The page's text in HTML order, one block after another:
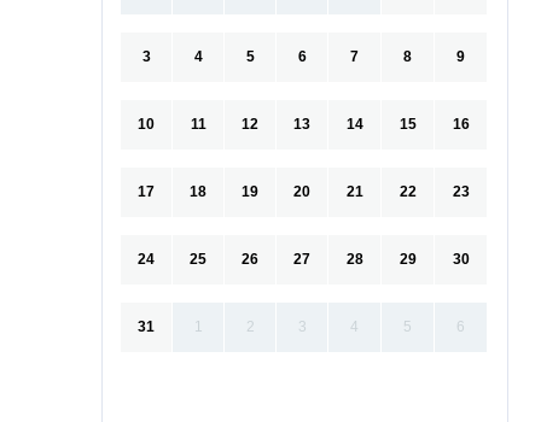
3 4 5 6 7 8 9
10 11 12 13 14 15 16
17 18 19 20 21 22 23
24 25 26 27 28 29 30
31 1 2 3 4 5 6